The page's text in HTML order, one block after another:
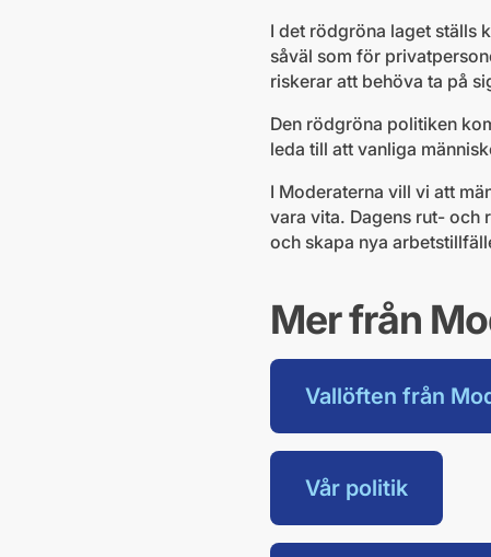
I det rödgröna laget ställs
såväl som för
riskerar att behöva ta på
Den rödgröna politiken
leda till att vanliga
I Moderaterna vill vi att
vara vita. Dagens rut- och
och skapa nya
Mer från
Vallöften från
Vår politik